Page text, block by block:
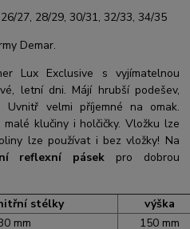
27, 28/29, 30/31, 32/33, 34/35
Demar.
Lux Exclusive s vyjímatelnou
letní dni. Májí hrubší podešev,
Uvnitř velmi příjemné na omak.
klučiny i holčičky. Vložku lze
lze používat i bez vložky! Na
reflexní pásek pro dobrou
stélky
výška
mm 150 mm